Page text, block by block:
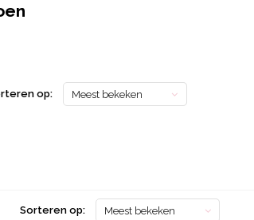
op: Meest bekeken
Sorteren op: Meest bekeken